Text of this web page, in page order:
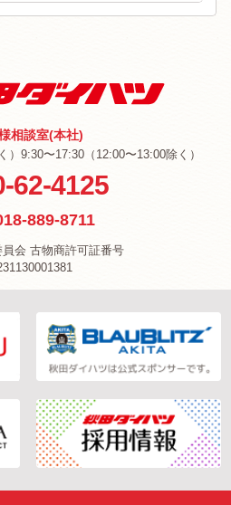
相談室(本社)
9:30〜17:30（12:00〜13:00除く）
62-4125
889-8711
会 古物商許可証番号